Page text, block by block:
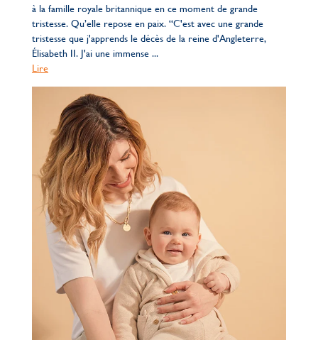
à la famille royale britannique en ce moment de grande
tristesse. Qu’elle repose en paix. “C'est avec une grande
tristesse que j'apprends le décès de la reine d'Angleterre,
Élisabeth II. J'ai une immense ...
Lire